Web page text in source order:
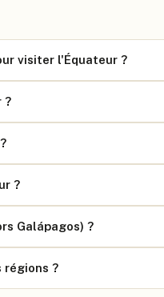
visiter l'Équateur ?
?
?
Galápagos) ?
régions ?